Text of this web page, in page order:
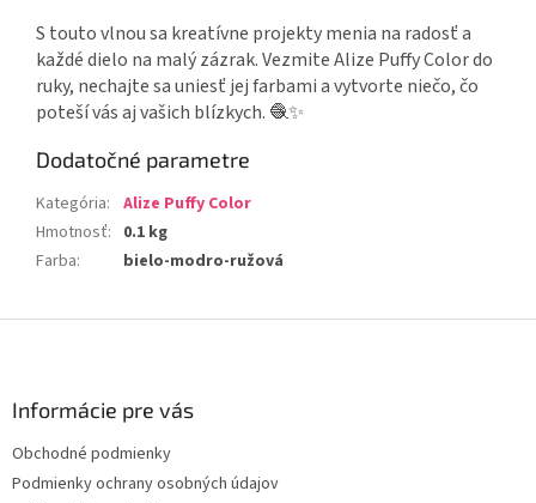
S touto vlnou sa kreatívne projekty menia na radosť a
každé dielo na malý zázrak. Vezmite Alize Puffy Color do
ruky, nechajte sa uniesť jej farbami a vytvorte niečo, čo
poteší vás aj vašich blízkych. 🧶✨
Dodatočné parametre
Kategória: Alize Puffy Color
Hmotnosť: 0.1 kg
Farba: bielo-modro-ružová
Informácie pre vás
Obchodné podmienky
Podmienky ochrany osobných údajov